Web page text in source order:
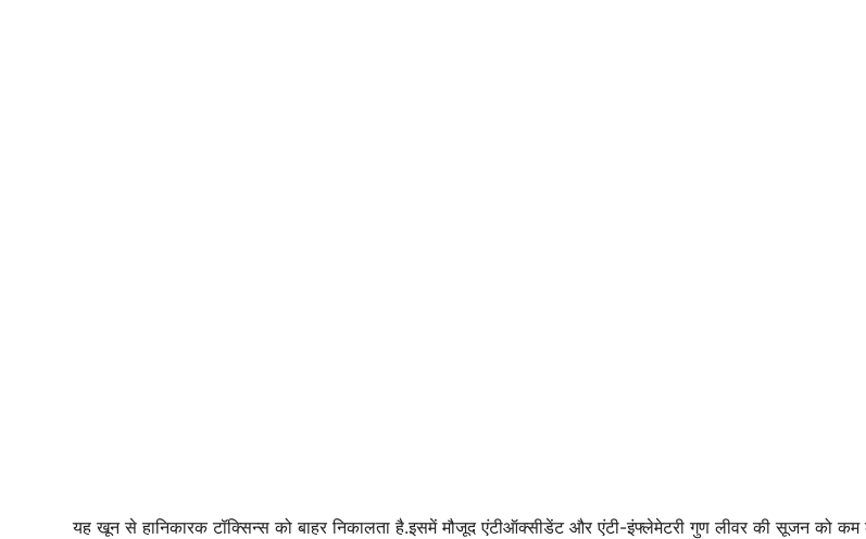
यह खून से हानिकारक टॉक्सिन्स को बाहर निकालता है.इसमें मौजूद एंटीऑक्सीडेंट और एंटी-इंफ्लेमेटरी गुण लीवर की सूजन को